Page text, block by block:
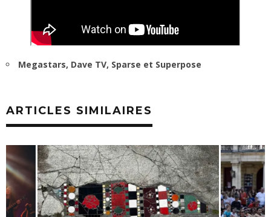
Megastars, Dave TV, Sparse et Superpose
ARTICLES SIMILAIRES